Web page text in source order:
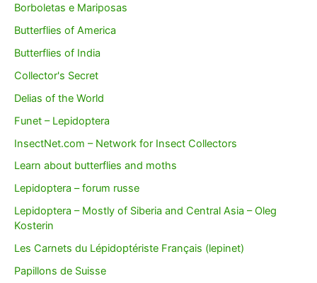
Borboletas e Mariposas
Butterflies of America
Butterflies of India
Collector's Secret
Delias of the World
Funet – Lepidoptera
InsectNet.com – Network for Insect Collectors
Learn about butterflies and moths
Lepidoptera – forum russe
Lepidoptera – Mostly of Siberia and Central Asia – Oleg
Kosterin
Les Carnets du Lépidoptériste Français (lepinet)
Papillons de Suisse